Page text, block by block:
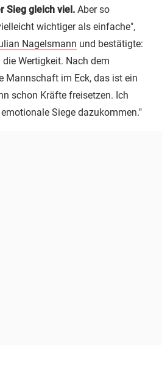
Sieg gleich viel. Aber so
wichtiger als einfache",
Nagelsmann und bestätigte:
Wertigkeit. Nach dem
Mannschaft im Eck, das ist ein
schon Kräfte freisetzen. Ich
Siege dazukommen."